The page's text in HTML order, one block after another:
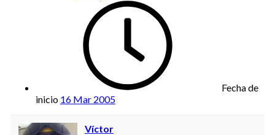
Fecha de
inicio 16 Mar 2005
Víctor